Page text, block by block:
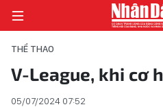
THỂ THAO
V-League, khi cơ
05/07/2024 07:52